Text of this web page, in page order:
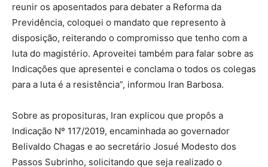
reunir os aposentados para debater a Reforma da
Previdência, coloquei o mandato que represento à
disposição, reiterando o compromisso que tenho com a
luta do magistério. Aproveitei também para falar sobre as
Indicações que apresentei e conclama o todos os colegas
para a luta é a resistência”, informou Iran Barbosa.
Sobre as proposituras, Iran explicou que propôs a
Indicação Nº 117/2019, encaminhada ao governador
Belivaldo Chagas e ao secretário Josué Modesto dos
Passos Subrinho, solicitando que seja realizado o